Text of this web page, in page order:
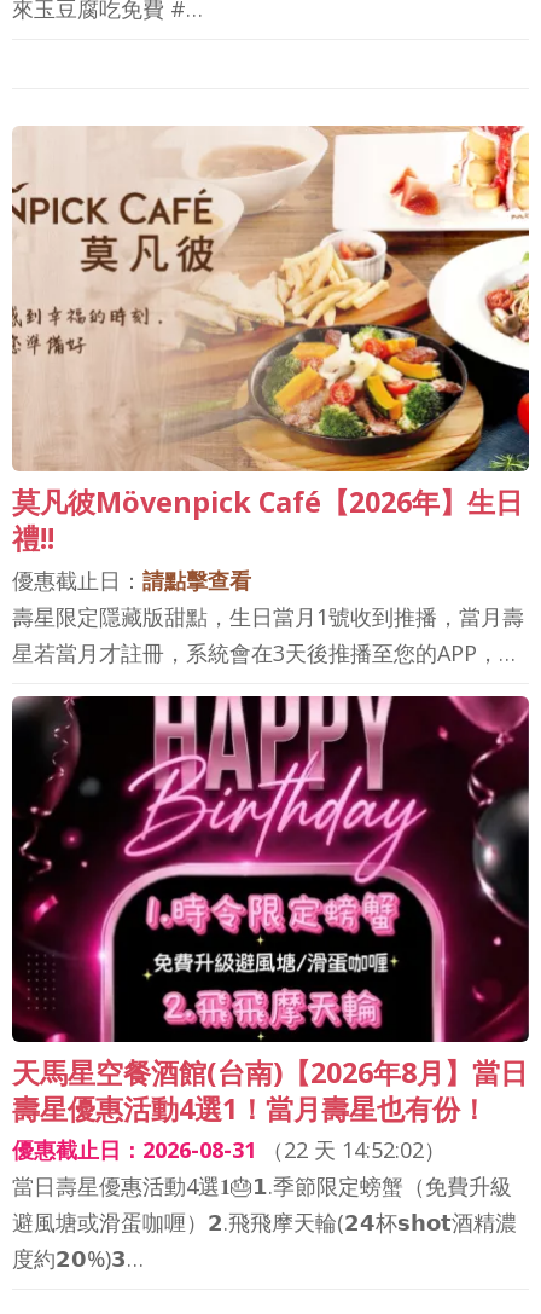
來玉豆腐吃免費 #…
莫凡彼Mövenpick Café【2026年】生日
禮!!
優惠截止日： 請點擊查看
壽星限定隱藏版甜點，生日當月1號收到推播，當月壽
星若當月才註冊，系統會在3天後推播至您的APP，…
天馬星空餐酒館(台南)【2026年8月】當日
壽星優惠活動4選1！當月壽星也有份！
優惠截止日：2026-08-31 （22 天 14:52:00）
當日壽星優惠活動4選𝟏🎂𝟭.季節限定螃蟹（免費升級
避風塘或滑蛋咖喱）𝟮.飛飛摩天輪(𝟮𝟰杯𝘀𝗵𝗼𝘁酒精濃
度約𝟮𝟬%)𝟯…